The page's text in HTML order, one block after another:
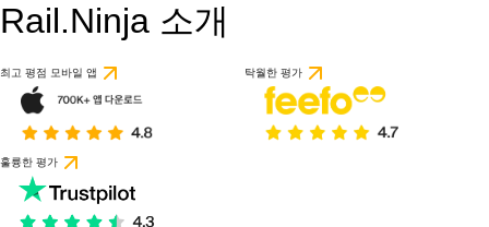
Rail.Ninja 소개
최고 평점 모바일 앱 탁월한 평가
훌륭한 평가